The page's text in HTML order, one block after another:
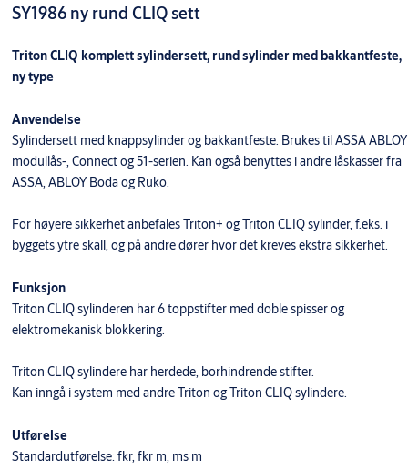
SY1986 ny rund CLIQ sett
Triton CLIQ komplett sylindersett, rund sylinder med bakkantfeste,
ny type
Anvendelse
Sylindersett med knappsylinder og bakkantfeste. Brukes til ASSA ABLOY
modullås-, Connect og 51-serien. Kan også benyttes i andre låskasser fra
ASSA, ABLOY Boda og Ruko.
For høyere sikkerhet anbefales Triton+ og Triton CLIQ sylinder, f.eks. i
byggets ytre skall, og på andre dører hvor det kreves ekstra sikkerhet.
Funksjon
Triton CLIQ sylinderen har 6 toppstifter med doble spisser og
elektromekanisk blokkering.
Triton CLIQ sylindere har herdede, borhindrende stifter.
Kan inngå i system med andre Triton og Triton CLIQ sylindere.
Utførelse
Standardutførelse: fkr, fkr m, ms m